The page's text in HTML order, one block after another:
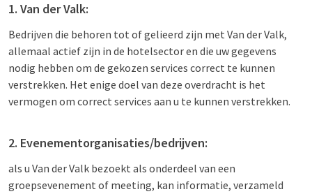
1. Van der Valk:
Bedrijven die behoren tot of gelieerd zijn met Van der Valk,
allemaal actief zijn in de hotelsector en die uw gegevens
nodig hebben om de gekozen services correct te kunnen
verstrekken. Het enige doel van deze overdracht is het
vermogen om correct services aan u te kunnen verstrekken.
2. Evenementorganisaties/bedrijven:
als u Van der Valk bezoekt als onderdeel van een
groepsevenement of meeting, kan informatie, verzameld